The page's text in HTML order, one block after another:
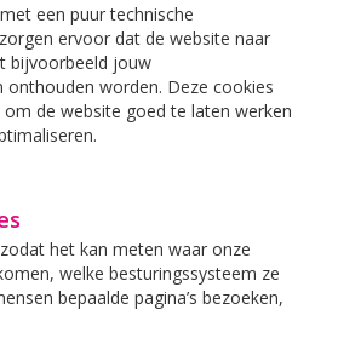
een puur technische
ervoor dat de website naar
bijvoorbeeld jouw
onthouden worden. Deze cookies
de website goed te laten werken
het kan meten waar onze
welke besturingssysteem ze
bepaalde pagina’s bezoeken,